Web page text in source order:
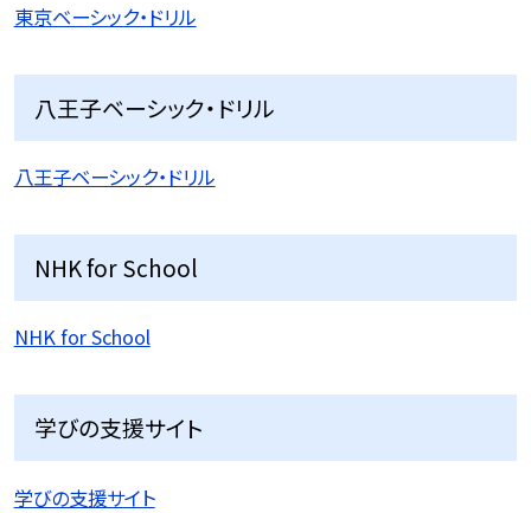
東京ベーシック・ドリル
八王子ベーシック・ドリル
八王子ベーシック・ドリル
NHK for School
NHK for School
学びの支援サイト
学びの支援サイト